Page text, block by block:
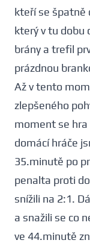
kteří se špatně
který v tu dobu
brány a trefil
prázdnou
Až v tento
zlepšeného
moment se hra
domácí hráče
35.minutě po
penalta proti
snížili na 2:1.
a snažili se co
ve 44.minutě